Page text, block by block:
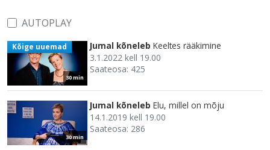
AUTOPLAY
30 min
Kõige uuemad Jumal kõneleb Keeltes rääkimine
3.1.2022 kell 19.00
Saateosa: 425
30 min
Jumal kõneleb Elu, millel on mõju
14.1.2019 kell 19.00
Saateosa: 286